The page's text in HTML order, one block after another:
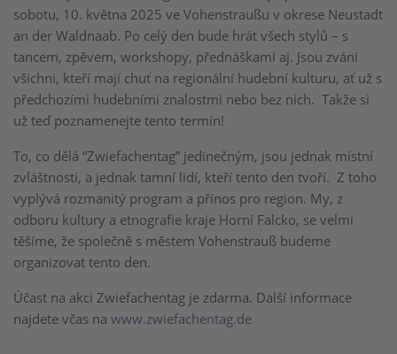
sobotu, 10. května 2025 ve Vohenstraußu v okrese Neustadt
an der Waldnaab. Po celý den bude hrát všech stylů – s
tancem, zpěvem, workshopy, přednáškami aj. Jsou zváni
všichni, kteří mají chuť na regionální hudební kulturu, ať už s
předchozími hudebními znalostmi nebo bez nich. Takže si
už teď poznamenejte tento termín!
To, co dělá “Zwiefachentag” jedinečným, jsou jednak místní
zvláštnosti, a jednak tamní lidí, kteří tento den tvoří. Z toho
vyplývá rozmanitý program a přínos pro region. My, z
odboru kultury a etnografie kraje Horní Falcko, se velmi
těšíme, že společně s městem Vohenstrauß budeme
organizovat tento den.
Účast na akci Zwiefachentag je zdarma. Další informace
najdete včas na www.zwiefachentag.de